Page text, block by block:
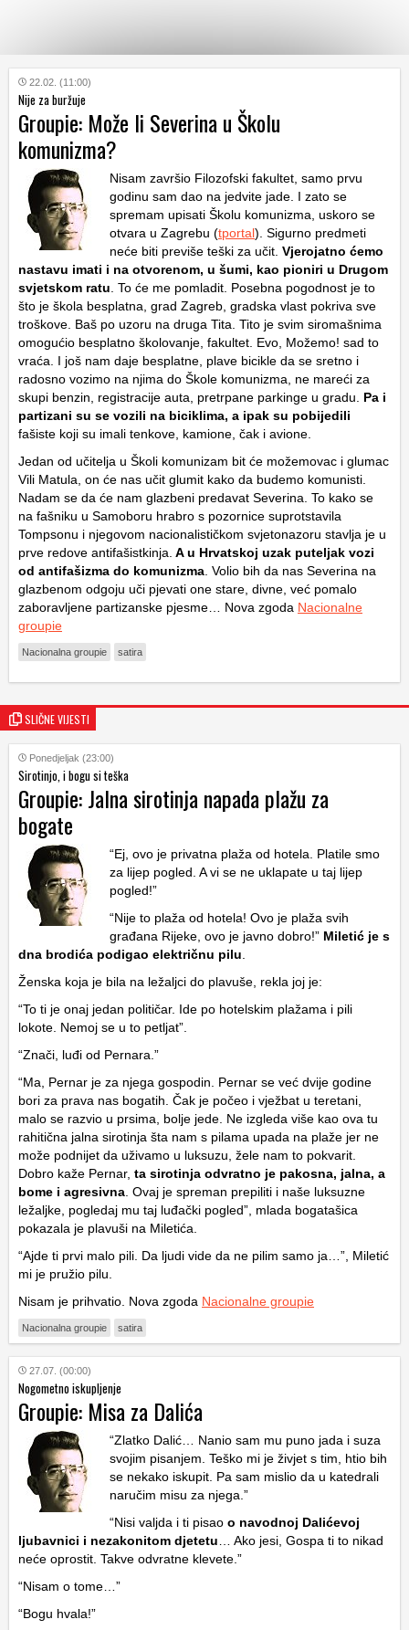
KATEGORIJE
HRVATSKI
WEB
22.02. (11:00)
Nije za buržuje
Groupie: Može li Severina u Školu
komunizma?
Nisam završio Filozofski fakultet, samo prvu
godinu sam dao na jedvite jade. I zato se
spremam upisati Školu komunizma, uskoro se
otvara u Zagrebu (tportal). Sigurno predmeti
neće biti previše teški za učit. Vjerojatno ćemo
nastavu imati i na otvorenom, u šumi, kao pioniri u Drugom
svjetskom ratu . To će me pomladit. Posebna pogodnost je to
što je škola besplatna, grad Zagreb, gradska vlast pokriva sve
troškove. Baš po uzoru na druga Tita. Tito je svim siromašnima
omogućio besplatno školovanje, fakultet. Evo, Možemo! sad to
vraća. I još nam daje besplatne, plave bicikle da se sretno i
radosno vozimo na njima do Škole komunizma, ne mareći za
skupi benzin, registracije auta, pretrpane parkinge u gradu. Pa i
partizani su se vozili na biciklima, a ipak su pobijedili
fašiste koji su imali tenkove, kamione, čak i avione.
Jedan od učitelja u Školi komunizam bit će možemovac i glumac
Vili Matula, on će nas učit glumit kako da budemo komunisti.
Nadam se da će nam glazbeni predavat Severina. To kako se
na fašniku u Samoboru hrabro s pozornice suprotstavila
Tompsonu i njegovom nacionalističkom svjetonazoru stavlja je u
prve redove antifašistkinja. A u Hrvatskoj uzak puteljak vozi
od antifašizma do komunizma . Volio bih da nas Severina na
glazbenom odgoju uči pjevati one stare, divne, već pomalo
zaboravljene partizanske pjesme… Nova zgoda Nacionalne
groupie
Nacionalna groupie satira
SLIČNE VIJESTI
Ponedjeljak (23:00)
Sirotinjo, i bogu si teška
Groupie: Jalna sirotinja napada plažu za
bogate
“Ej, ovo je privatna plaža od hotela. Platile smo
za lijep pogled. A vi se ne uklapate u taj lijep
pogled!”
“Nije to plaža od hotela! Ovo je plaža svih
građana Rijeke, ovo je javno dobro!” Miletić je s
dna brodića podigao električnu pilu
Ženska koja je bila na ležaljci do plavuše, rekla joj je:
“To ti je onaj jedan političar. Ide po hotelskim plažama i pili
lokote. Nemoj se u to petljat”.
“Znači, luđi od Pernara.”
“Ma, Pernar je za njega gospodin. Pernar se već dvije godine
bori za prava nas bogatih. Čak je počeo i vježbat u teretani,
malo se razvio u prsima, bolje jede. Ne izgleda više kao ova tu
rahitična jalna sirotinja šta nam s pilama upada na plaže jer ne
može podnijet da uživamo u luksuzu, žele nam to pokvarit.
Dobro kaže Pernar, ta sirotinja odvratno je pakosna, jalna, a
bome i agresivna . Ovaj je spreman prepiliti i naše luksuzne
ležaljke, pogledaj mu taj luđački pogled”, mlada bogatašica
pokazala je plavuši na Miletića.
“Ajde ti prvi malo pili. Da ljudi vide da ne pilim samo ja…”, Miletić
mi je pružio pilu.
Nisam je prihvatio. Nova zgoda Nacionalne groupie
Nacionalna groupie satira
27.07. (00:00)
Nogometno iskupljenje
Groupie: Misa za Dalića
“Zlatko Dalić… Nanio sam mu puno jada i suza
svojim pisanjem. Teško mi je živjet s tim, htio bih
se nekako iskupit. Pa sam mislio da u katedrali
naručim misu za njega.”
“Nisi valjda i ti pisao o navodnoj Dalićevoj
ljubavnici i nezakonitom djetetu … Ako jesi, Gospa ti to nikad
neće oprostit. Takve odvratne klevete.”
“Nisam o tome…”
“Bogu hvala!”